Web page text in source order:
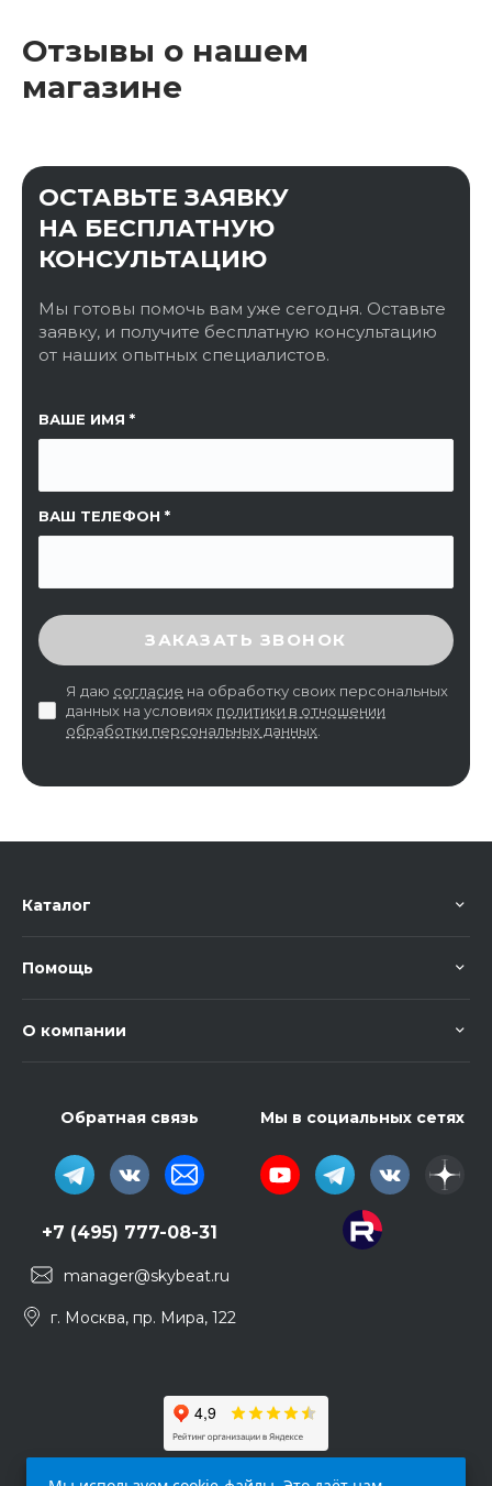
Отзывы о нашем
магазине
ОСТАВЬТЕ ЗАЯВКУ
НА БЕСПЛАТНУЮ
КОНСУЛЬТАЦИЮ
Мы готовы помочь вам уже сегодня. Оставьте
заявку, и получите бесплатную консультацию
от наших опытных специалистов.
ВАШЕ ИМЯ
ВАШ ТЕЛЕФОН
ССЫЛКА НА СТРАНИЦУ
ВВЕДИТЕ ПРОВЕРОЧНЫЙ КОД
ЗАКАЗАТЬ ЗВОНОК
Я даю согласие на обработку своих персональных
данных на условиях политики в отношении
обработки персональных данных
Каталог
Помощь
О компании
Обратная связь
+7 (495) 777-08-31
manager@skybeat.ru
г. Москва, пр. Мира, 122
Мы в социальных сетях